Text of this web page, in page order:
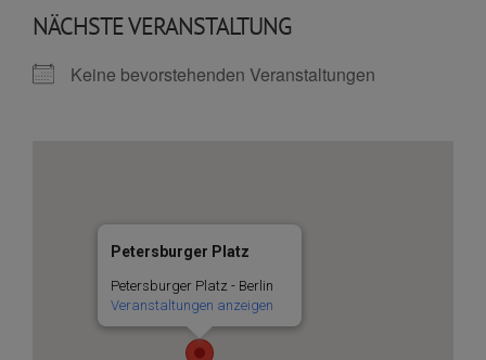
NÄCHSTE VERANSTALTUNG
Keine bevorstehenden Veranstaltungen
Petersburger Platz
Petersburger Platz - Berlin
Veranstaltungen anzeigen